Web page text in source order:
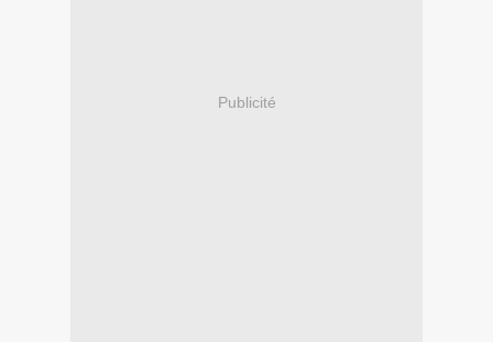
Publicité